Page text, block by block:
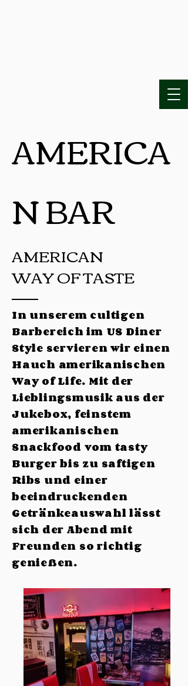
AMERICA
N BAR
AMERICAN
WAY OF TASTE
In unserem cultigen
Barbereich im US Diner
Style servieren wir einen
Hauch amerikanischen
Way of Life. Mit der
Lieblingsmusik aus der
Jukebox, feinstem
amerikanischen
Snackfood vom tasty
Burger bis zu saftigen
Ribs und einer
beeindruckenden
Getränkeauswahl lässt
sich der Abend mit
Freunden so richtig
genießen.